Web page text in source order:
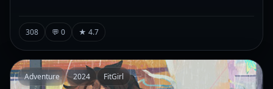
308 💬 0 ★ 4.7
Adventure 2024 FitGirl